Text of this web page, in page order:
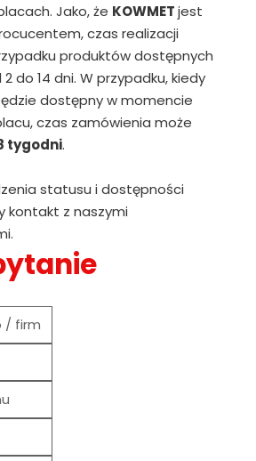
Jako, że KOWMETjest
czas realizacji
produktów dostępnych
do 14 dni. W przypadku, kiedy
dostępny w momencie
czas zamówienia może
tygodni.
statusu i dostępności
kontakt z naszymi